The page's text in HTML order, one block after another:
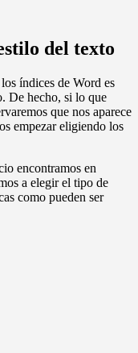
del texto
índices de Word es
De hecho, si lo que
que nos aparece
empezar eligiendo los
encontramos en
a elegir el tipo de
como pueden ser